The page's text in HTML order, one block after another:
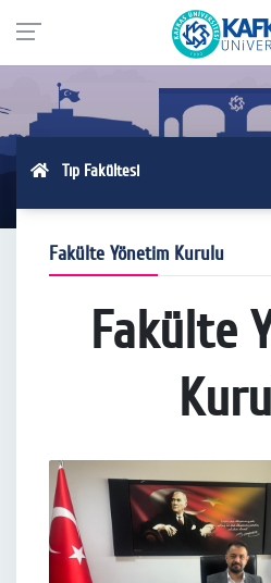
Tıp Fakültesi
Fakülte Yönetim Kurulu
Fakülte